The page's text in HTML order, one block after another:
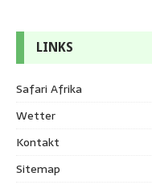
LINKS
Safari Afrika
Wetter
Kontakt
Sitemap